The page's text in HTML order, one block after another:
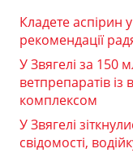
Кладете аспірин
рекомендації
У Звягелі за 150
ветпрепаратів
комплексом
У Звягелі
свідомості,